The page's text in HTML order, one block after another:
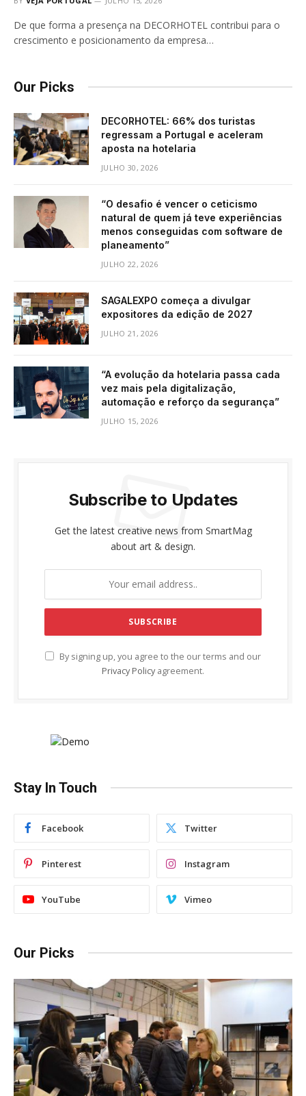
De que forma a presença na DECORHOTEL contribui para o
crescimento e posicionamento da empresa…
Our Picks
DECORHOTEL: 66% dos turistas
regressam a Portugal e aceleram
aposta na hotelaria
JULHO 30, 2026
“O desafio é vencer o ceticismo
natural de quem já teve experiências
menos conseguidas com software de
planeamento”
JULHO 22, 2026
SAGALEXPO começa a divulgar
expositores da edição de 2027
JULHO 21, 2026
“A evolução da hotelaria passa cada
vez mais pela digitalização,
automação e reforço da segurança”
JULHO 15, 2026
Subscribe to Updates
Get the latest creative news from SmartMag
about art & design.
By signing up, you agree to the our terms and our
Privacy Policy agreement.
Stay In Touch
Facebook Twitter
Pinterest Instagram
YouTube Vimeo
Our Picks